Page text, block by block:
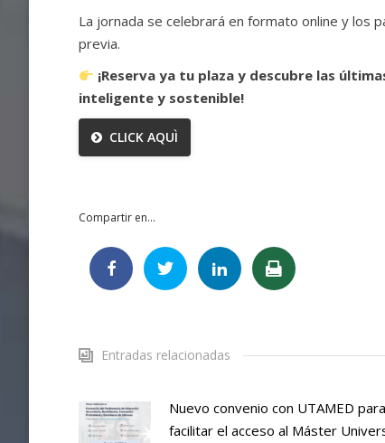
La jornada se celebrará en formato online y los
previa.
¡Reserva ya tu plaza y descubre las
inteligente y sostenible!
CLICK AQUÌ
Compartir en...
Entradas relacionadas
Nuevo convenio con UTAMED para
facilitar el acceso al Máster